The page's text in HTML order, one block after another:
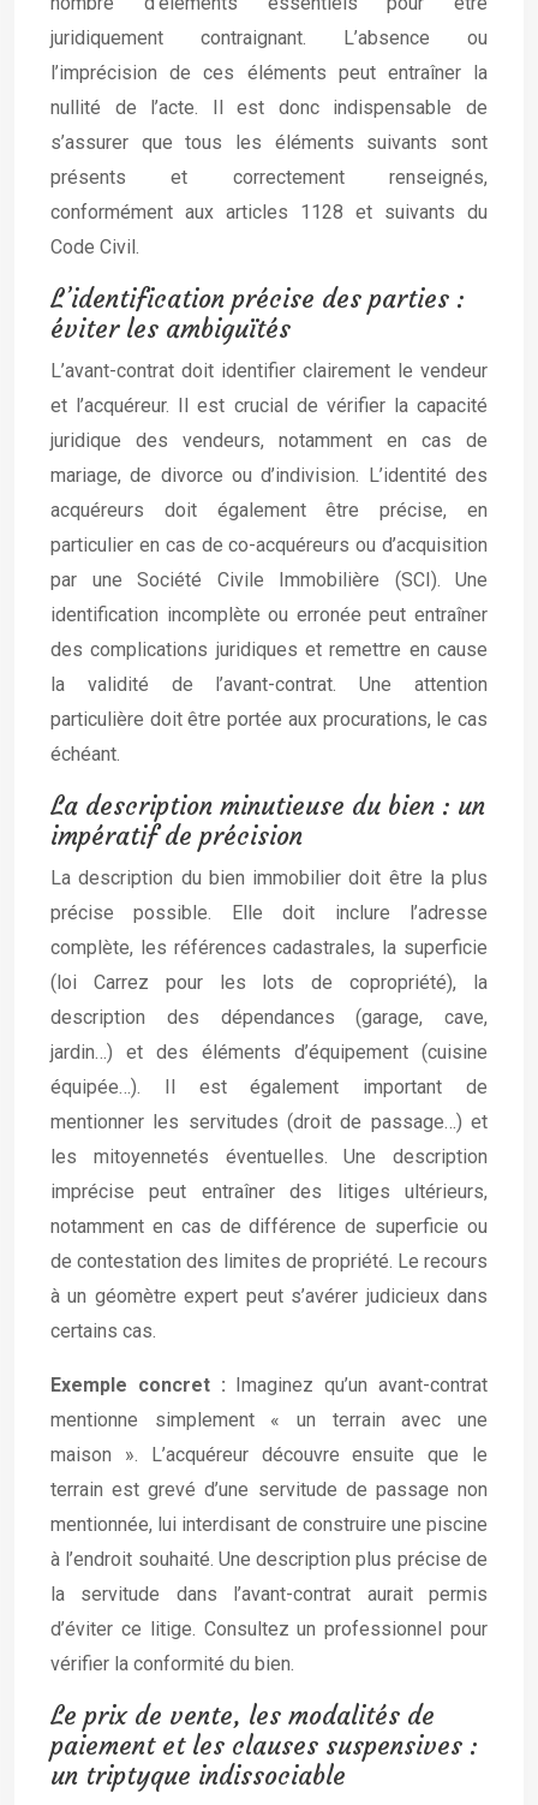
juridiquement contraignant. L’absence ou
l’imprécision de ces éléments peut entraîner la
nullité de l’acte. Il est donc indispensable de
s’assurer que tous les éléments suivants sont
présents et correctement renseignés,
conformément aux articles 1128 et suivants du
Code Civil.
L’identification précise des parties :
éviter les ambiguïtés
L’avant-contrat doit identifier clairement le vendeur
et l’acquéreur. Il est crucial de vérifier la capacité
juridique des vendeurs, notamment en cas de
mariage, de divorce ou d’indivision. L’identité des
acquéreurs doit également être précise, en
particulier en cas de co-acquéreurs ou d’acquisition
par une Société Civile Immobilière (SCI). Une
identification incomplète ou erronée peut entraîner
des complications juridiques et remettre en cause
la validité de l’avant-contrat. Une attention
particulière doit être portée aux procurations, le cas
échéant.
La description minutieuse du bien : un
impératif de précision
La description du bien immobilier doit être la plus
précise possible. Elle doit inclure l’adresse
complète, les références cadastrales, la superficie
(loi Carrez pour les lots de copropriété), la
description des dépendances (garage, cave,
jardin…) et des éléments d’équipement (cuisine
équipée…). Il est également important de
mentionner les servitudes (droit de passage…) et
les mitoyennetés éventuelles. Une description
imprécise peut entraîner des litiges ultérieurs,
notamment en cas de différence de superficie ou
de contestation des limites de propriété. Le recours
à un géomètre expert peut s’avérer judicieux dans
certains cas.
Exemple concret : Imaginez qu’un avant-contrat
mentionne simplement « un terrain avec une
maison ». L’acquéreur découvre ensuite que le
terrain est grevé d’une servitude de passage non
mentionnée, lui interdisant de construire une piscine
à l’endroit souhaité. Une description plus précise de
la servitude dans l’avant-contrat aurait permis
d’éviter ce litige. Consultez un professionnel pour
vérifier la conformité du bien.
Le prix de vente, les modalités de
paiement et les clauses suspensives :
un triptyque indissociable